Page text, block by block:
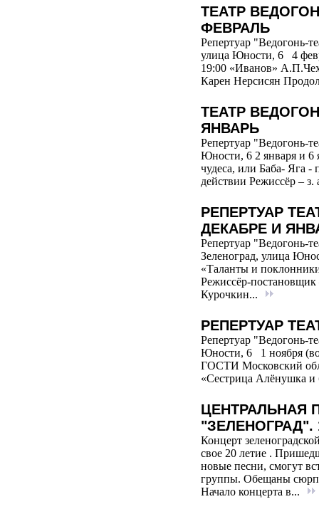
ТЕАТР
ФЕВРАЛЬ
Репертуар "Ведогонь-
улица Юности, 6 4
19:00 «Иванов»
Карен Нерсисян
ТЕАТР
ЯНВАРЬ
Репертуар "Ведогонь-
Юности, 6 2 января и 6
чудеса, или Баба- Яга
действии Режиссёр –
РЕПЕРТУАР
ДЕКАБРЕ И
Репертуар "Ведогонь-
Зеленоград, улица
«Таланты и
Режиссёр-постановщик
Курочкин...
РЕПЕРТУАР
Репертуар "Ведогонь-
Юности, 6 1 ноября
ГОСТИ Московский
«Сестрица Алёнушка
ЦЕНТРАЛЬНАЯ
"ЗЕЛЕНОГРАД".
Концерт
свое 20 летие .
новые песни, смогут
группы. Обещаны
Начало концерта в...